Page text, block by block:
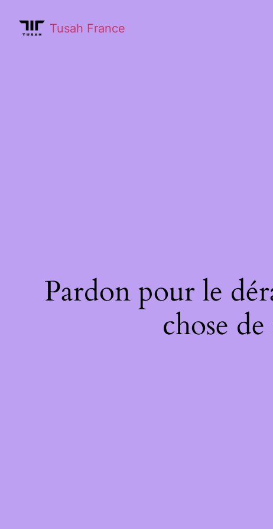
Tusah France
Pardon pour le
chose